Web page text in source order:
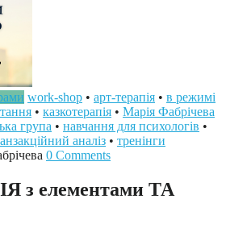
work-shop • арт-терапія • в режимі
• казкотерапія • Марія Фабрічева
група • навчання для психологів •
аналіз • тренінги
0 Comments
з елементами ТА